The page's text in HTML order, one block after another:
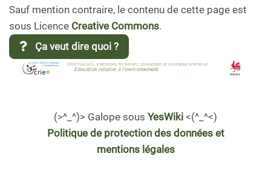
Sauf mention contraire, le contenu de cette page est
sous Licence Creative Commons.
Ça veut dire quoi ?
(>^_^)> Galope sous YesWiki <(^_^<)
Politique de protection des données et
mentions légales